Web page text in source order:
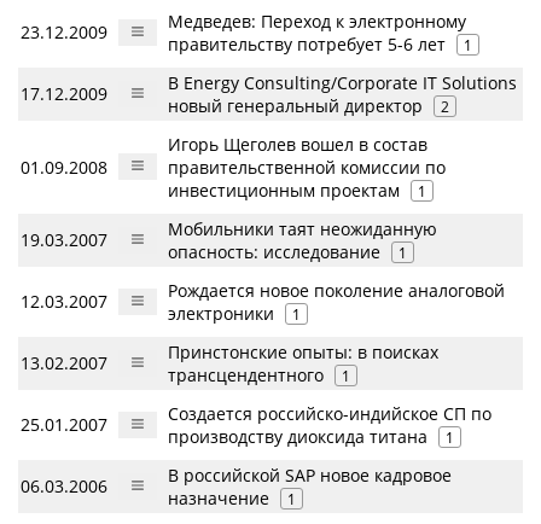
23.12.2009
Медведев: Переход к электронному
правительству потребует 5-6 лет
1
17.12.2009
В Energy Consulting/Corporate IT Solutions
новый генеральный директор
2
01.09.2008
Игорь Щеголев вошел в состав
правительственной комиссии по
инвестиционным проектам
1
19.03.2007
Мобильники таят неожиданную
опасность: исследование
1
12.03.2007
Рождается новое поколение аналоговой
электроники
1
13.02.2007
Принстонские опыты: в поисках
трансцендентного
1
25.01.2007
Создается российско-индийское СП по
производству диоксида титана
1
06.03.2006
В российской SAP новое кадровое
назначение
1